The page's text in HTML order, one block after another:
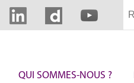
QUI SOMMES-NOUS ?